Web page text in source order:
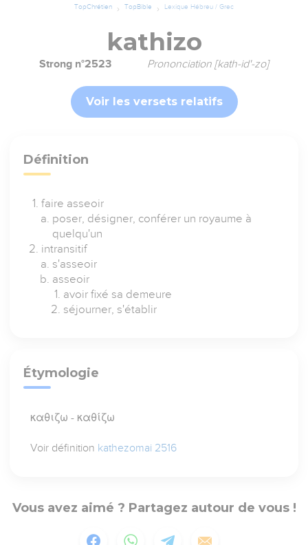
TopChrétien TopBible Lexique Hébreu / Grec
kathizo
Strong n°2523 Prononciation [kath-id'-zo]
Voir les versets relatifs
Définition
faire asseoir
poser, désigner, conférer un royaume à
quelqu'un
intransitif
s'asseoir
asseoir
avoir fixé sa demeure
séjourner, s'établir
Étymologie
καθιζω - καθίζω
Voir définition kathezomai 2516
Vous avez aimé ? Partagez autour de vous !